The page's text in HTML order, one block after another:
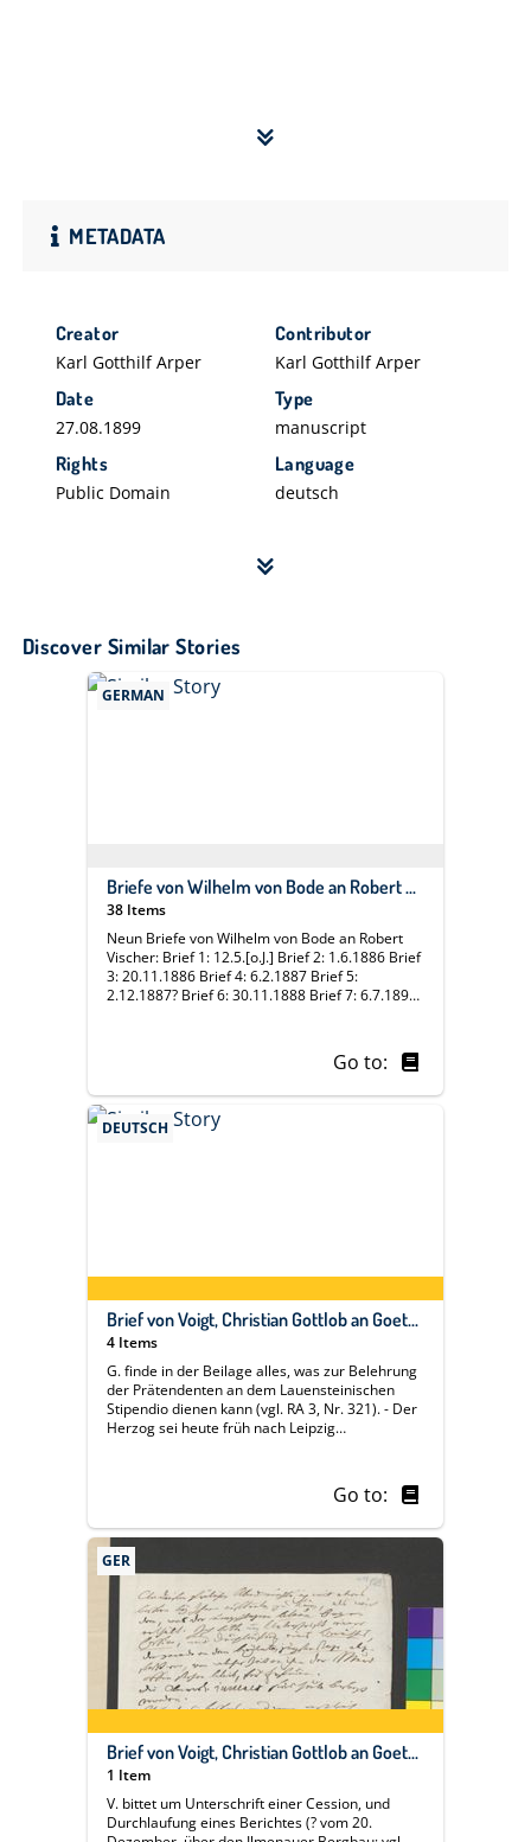
METADATA
Creator
Karl Gotthilf Arper
Contributor
Karl Gotthilf Arper
Date
27.08.1899
Type
manuscript
Rights
Public Domain
Language
deutsch
Discover Similar Stories
GERMAN
Briefe von Wilhelm von Bode an Robert Vischer, 22
38 Items
Neun Briefe von Wilhelm von Bode an Robert
Vischer: Brief 1: 12.5.[o.J.] Brief 2: 1.6.1886 Brief
3: 20.11.1886 Brief 4: 6.2.1887 Brief 5:
2.12.1887? Brief 6: 30.11.1888 Brief 7: 6.7.1890
Go to:
DEUTSCH
Brief von Voigt, Christian Gottlob an Goethe, Johann Wolfgang von, 04.10.1799
4 Items
G. finde in der Beilage alles, was zur Belehrung
der Prätendenten an dem Lauensteinischen
Stipendio dienen kann (vgl. RA 3, Nr. 321). - Der
Herzog sei heute früh nach Leipzig
eines Teils des für ihn aufgewendeten Betrages
zu verpflichten, ein eigenes Labsal gewesen. - A.
befördert worden. - Der Messekatalog kündige
auf Ostern eine neue Zeitschrift an, "Aurora"
von Herder.
Go to:
GER
Brief von Voigt, Christian Gottlob an Goethe, Johann Wolfgang von, Weimar, 24. Dezember 1799
1 Item
V. bittet um Unterschrift einer Cession, und
Durchlaufung eines Berichtes (? vom 20.